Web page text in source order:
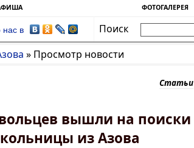
ФОТОГАЛЕРЕЯ
нас в
Поиск
» Просмотр новости
Статьи
вышли на поиски
из Азова